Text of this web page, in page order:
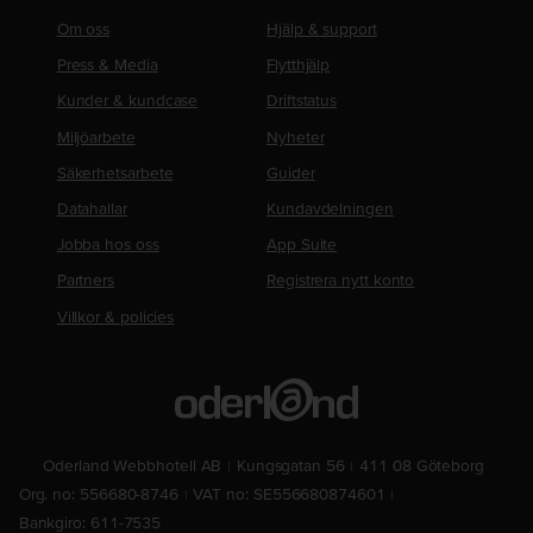
Om oss
Press & Media
Kunder & kundcase
Miljöarbete
Säkerhetsarbete
Datahallar
Jobba hos oss
Partners
Villkor & policies
Hjälp & support
Flytthjälp
Driftstatus
Nyheter
Guider
Kundavdelningen
App Suite
Registrera nytt konto
Oderland Webbhotell AB Kungsgatan 56
411 08 Göteborg
Org. no: 556680-8746
VAT no: SE556680874601
Bankgiro: 611-7535